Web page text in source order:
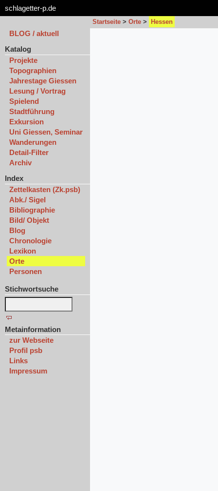
schlagetter-p.de
Startseite > Orte > Hessen
BLOG / aktuell
Katalog
Projekte
Topographien
Jahrestage Giessen
Lesung / Vortrag
Spielend
Stadtführung
Exkursion
Uni Giessen, Seminar
Wanderungen
Detail-Filter
Archiv
Index
Zettelkasten (Zk.psb)
Abk./ Sigel
Bibliographie
Bild/ Objekt
Blog
Chronologie
Lexikon
Orte
Personen
Stichwortsuche
Metainformation
zur Webseite
Profil psb
Links
Impressum